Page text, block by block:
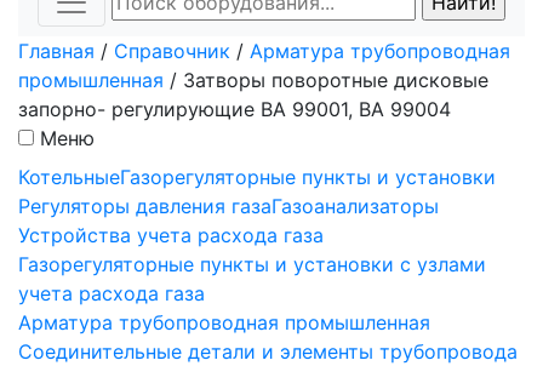
Главная / Справочник / Арматура трубопроводная
промышленная / Затворы поворотные дисковые
запорно- регулирующие ВА 99001, ВА 99004
Меню
КотельныеГазорегуляторные пункты и установки
Регуляторы давления газаГазоанализаторы
Устройства учета расхода газа
Газорегуляторные пункты и установки с узлами
учета расхода газа
Арматура трубопроводная промышленная
Соединительные детали и элементы трубопровода